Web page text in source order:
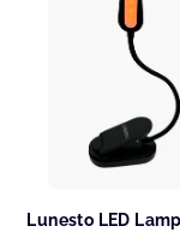
Lunesto LED